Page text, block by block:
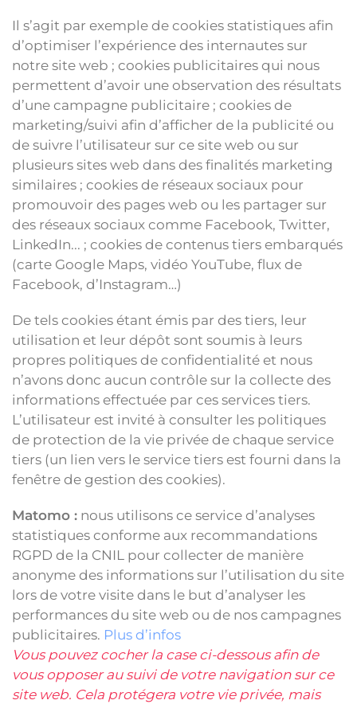
Il s’agit par exemple de cookies statistiques afin
d’optimiser l’expérience des internautes sur
notre site web ; cookies publicitaires qui nous
permettent d’avoir une observation des résultats
d’une campagne publicitaire ; cookies de
marketing/suivi afin d’afficher de la publicité ou
de suivre l’utilisateur sur ce site web ou sur
plusieurs sites web dans des finalités marketing
similaires ; cookies de réseaux sociaux pour
promouvoir des pages web ou les partager sur
des réseaux sociaux comme Facebook, Twitter,
LinkedIn... ; cookies de contenus tiers embarqués
(carte Google Maps, vidéo YouTube, flux de
Facebook, d’Instagram…)
De tels cookies étant émis par des tiers, leur
utilisation et leur dépôt sont soumis à leurs
propres politiques de confidentialité et nous
n’avons donc aucun contrôle sur la collecte des
informations effectuée par ces services tiers.
L’utilisateur est invité à consulter les politiques
de protection de la vie privée de chaque service
tiers (un lien vers le service tiers est fourni dans la
fenêtre de gestion des cookies).
Matomo : nous utilisons ce service d’analyses
statistiques conforme aux recommandations
RGPD de la CNIL pour collecter de manière
anonyme des informations sur l’utilisation du site
lors de votre visite dans le but d’analyser les
performances du site web ou de nos campagnes
publicitaires. Plus d’infos
Vous pouvez cocher la case ci-dessous afin de
vous opposer au suivi de votre navigation sur ce
site web. Cela protégera votre vie privée, mais